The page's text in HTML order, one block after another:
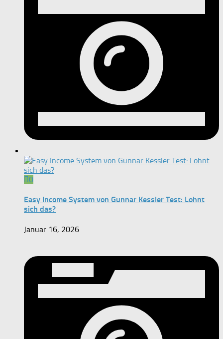
0
Easy Income System von Gunnar Kessler Test: Lohnt
sich das?
Januar 16, 2026